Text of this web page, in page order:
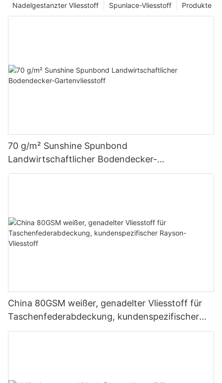
Produkte
Spunlace-Vliesstoff
Nadelgestanzter Vliesstoff
70 g/m² Sunshine Spunbond
Landwirtschaftlicher Bodendecker-
Gartenvliesstoff
China 80GSM weißer, genadelter Vliesstoff für
Taschenfederabdeckung, kundenspezifischer
Rayson-Vliesstoff